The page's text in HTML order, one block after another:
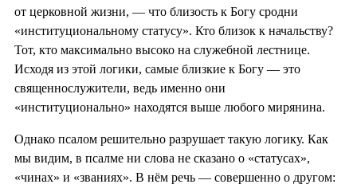
от церковной жизни, — что близость к Богу сродни
«институциональному статусу». Кто близок к начальству?
Тот, кто максимально высоко на служебной лестнице.
Исходя из этой логики, самые близкие к Богу — это
священнослужители, ведь именно они
«институционально» находятся выше любого мирянина.
Однако псалом решительно разрушает такую логику. Как
мы видим, в псалме ни слова не сказано о «статусах»,
«чинах» и «званиях». В нём речь — совершенно о другом: